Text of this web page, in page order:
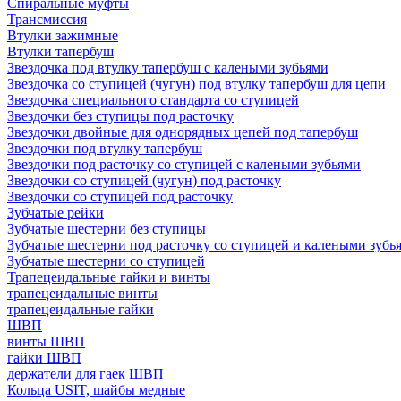
Спиральные муфты
Трансмиссия
Втулки зажимные
Втулки тапербуш
Звездочка под втулку тапербуш c калеными зубьями
Звездочка со ступицей (чугун) под втулку тапербуш для цепи
Звездочка специального стандарта со ступицей
Звездочки без ступицы под расточку
Звездочки двойные для однорядных цепей под тапербуш
Звездочки под втулку тапербуш
Звездочки под расточку со ступицей с калеными зубьями
Звездочки со ступицей (чугун) под расточку
Звездочки со ступицей под расточку
Зубчатые рейки
Зубчатые шестерни без ступицы
Зубчатые шестерни под расточку со ступицей и калеными
Зубчатые шестерни со ступицей
Трапецеидальные гайки и винты
трапецеидальные винты
трапецеидальные гайки
ШВП
винты ШВП
гайки ШВП
держатели для гаек ШВП
Кольца USIT, шайбы медные